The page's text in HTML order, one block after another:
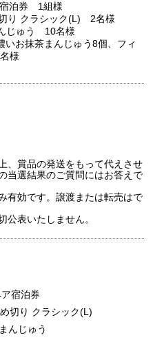
宿泊券 1組様
り クラシック(L) 2名様
じゅう 10名様
お抹茶まんじゅう8個、フィ
様
、賞品の発送をもって代えさせ
当選結果のご質問にはお答えで
有効です。譲渡または転売はで
表いたしません。
ア宿泊券
切り クラシック(L)
んじゅう